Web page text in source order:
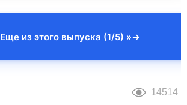
Еще из этого выпуска (1/5) »
14514